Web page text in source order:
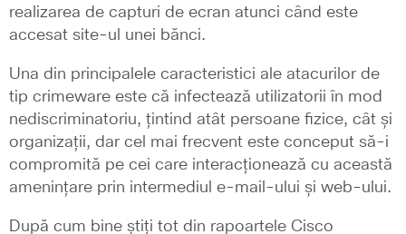
realizarea de capturi de ecran atunci când este
accesat site-ul unei bănci.
Una din principalele caracteristici ale atacurilor de
tip crimeware este că infectează utilizatorii în mod
nediscriminatoriu, țintind atât persoane fizice, cât și
organizații, dar cel mai frecvent este conceput să-i
compromită pe cei care interacționează cu această
amenințare prin intermediul e-mail-ului și web-ului.
După cum bine știți tot din rapoartele Cisco